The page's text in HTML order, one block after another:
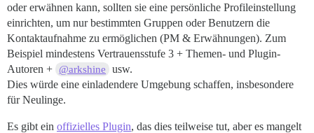
oder erwähnen kann, sollten sie eine persönliche Profileinstellung
einrichten, um nur bestimmten Gruppen oder Benutzern die
Kontaktaufnahme zu ermöglichen (PM & Erwähnungen). Zum
Beispiel mindestens Vertrauensstufe 3 + Themen- und Plugin-
Autoren + @arkshine
usw.
Dies würde eine einladendere Umgebung schaffen, insbesondere
für Neulinge.
Es gibt ein offizielles Plugin, das dies teilweise tut, aber es mangelt